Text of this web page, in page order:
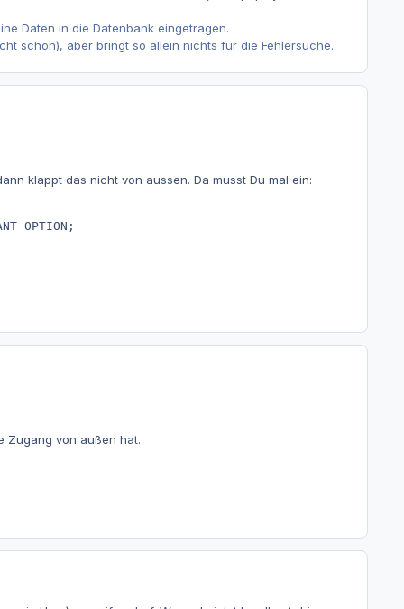
Daten in die Datenbank eingetragen.
schön), aber bringt so allein nichts für die Fehlersuche.
klappt das nicht von aussen. Da musst Du mal ein:
OPTION;
Zugang von außen hat.